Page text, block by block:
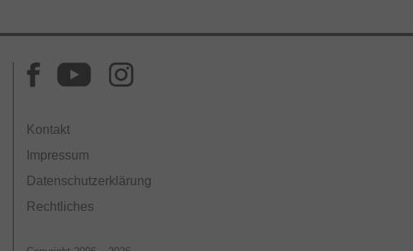
Kontakt
Impressum
Datenschutzerklärung
Rechtliches